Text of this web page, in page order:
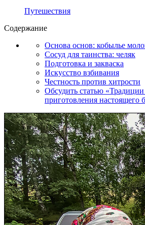
Путешествия
Содержание
Основа основ: кобылье
Сосуд для таинства: челяк
Подготовка и закваска
Искусство взбивания
Честность против хитрости
Обсудить статью
приготовления настоящего